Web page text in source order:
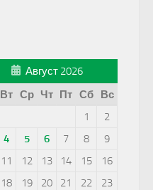
Август 2026
Вт Ср Чт Пт Сб
Вс
1
2
4 5 6 7 8
9
11 12 13 14 15
16
18 19 20 21 22
23